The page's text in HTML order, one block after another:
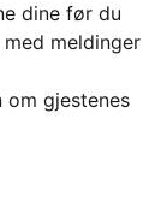
dine før du
meldinger
gjestenes